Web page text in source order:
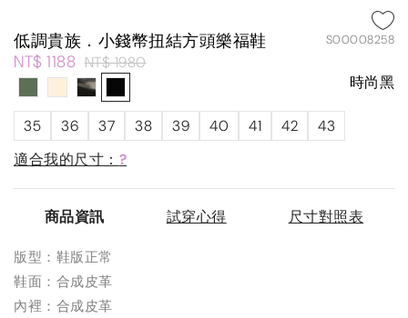
低調貴族．小錢幣扭結方頭樂福鞋 S00008258
NT$ 1188 NT$ 1980
時尚黑
35 36 37 38 39 40 41 42
43
適合我的尺寸： ?
商品資訊 試穿心得 尺寸對照表
版型：鞋版正常
鞋面：合成皮革
內裡：合成皮革